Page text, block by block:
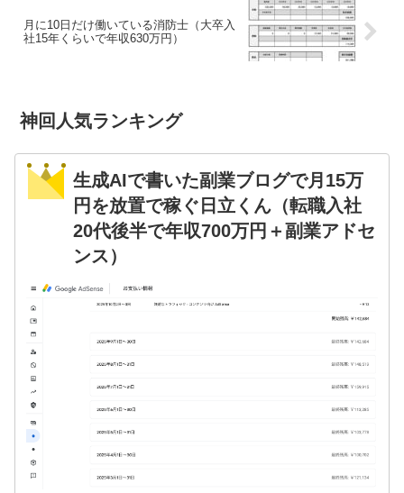
月に10日だけ働いている消防士（大卒入
社15年くらいで年収630万円）
神回人気ランキング
生成AIで書いた副業ブログで月15万
円を放置で稼ぐ日立くん（転職入社
20代後半で年収700万円＋副業アドセ
ンス）